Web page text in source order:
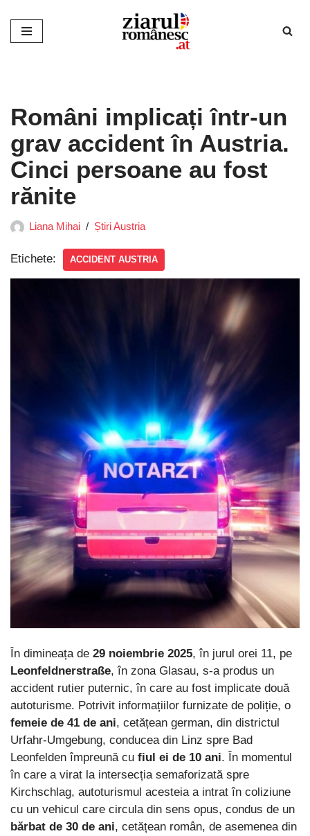
Sari
Români implicați într-un
grav accident în Austria.
Cinci persoane au fost
rănite
Liana Mihai Știri Austria
Etichete: ACCIDENT AUSTRIA
În dimineața de 29 noiembrie 2025, în jurul orei 11, pe
Leonfeldnerstraße, în zona Glasau, s-a produs un
accident rutier puternic, în care au fost implicate două
autoturisme. Potrivit informațiilor furnizate de poliție, o
femeie de 41 de ani, cetățean german, din districtul
Urfahr-Umgebung, conducea din Linz spre Bad
Leonfelden împreună cu fiul ei de 10 ani. În momentul
în care a virat la intersecția semaforizată spre
Kirchschlag, autoturismul acesteia a intrat în coliziune
cu un vehicul care circula din sens opus, condus de un
bărbat de 30 de ani, cetățean român, de asemenea din